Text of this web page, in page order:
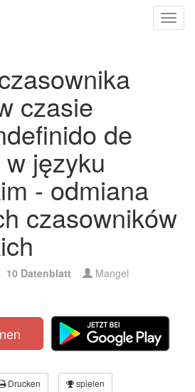
czasie
de
języku
- odmiana
czasowników
10 Datenblatt Mangel
Drucken spielen